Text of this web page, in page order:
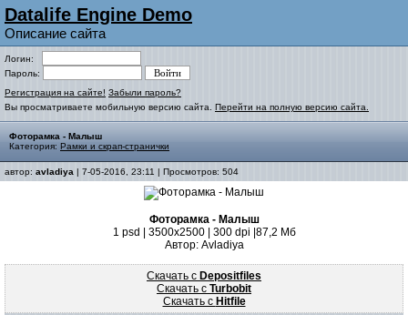
Datalife Engine Demo
Описание сайта
Логин:
Пароль:
Регистрация на сайте! Забыли пароль?
Вы просматриваете мобильную версию сайта. Перейти на полную версию сайта.
Фоторамка - Малыш
Категория: Рамки и скрап-странички
автор: avladiya | 7-05-2016, 23:11 | Просмотров: 504
Фоторамка - Малыш
1 psd | 3500х2500 | 300 dpi |87,2 Мб
Автор: Avladiya
Скачать с Depositfiles
Скачать с Turbobit
Скачать с Hitfile